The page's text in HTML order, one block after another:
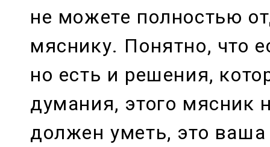
не можете полностью
мяснику. Понятно, что
но есть и решения,
думания, этого мясник
должен уметь, это ваша